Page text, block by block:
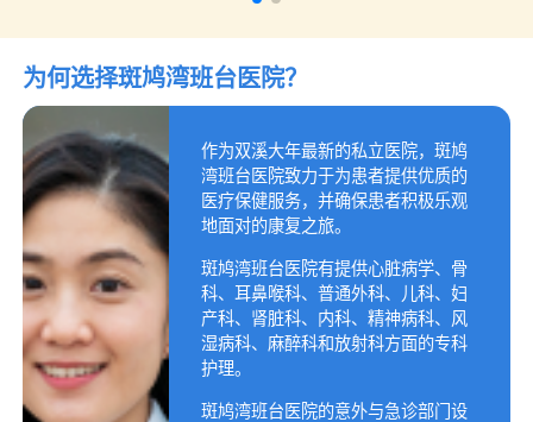
为何选择斑鸠湾班台医院？
作为双溪大年最新的私立医院，斑鸠
湾班台医院致力于为患者提供优质的
医疗保健服务，并确保患者积极乐观
地面对的康复之旅。
斑鸠湾班台医院有提供心脏病学、骨
科、耳鼻喉科、普通外科、儿科、妇
产科、肾脏科、内科、精神病科、风
湿病科、麻醉科和放射科方面的专科
护理。
斑鸠湾班台医院的意外与急诊部门设